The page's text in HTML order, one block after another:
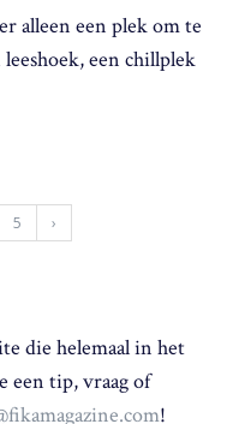
alleen een plek om te
een chillplek
5 ›
die helemaal in het
een tip, vraag of
!